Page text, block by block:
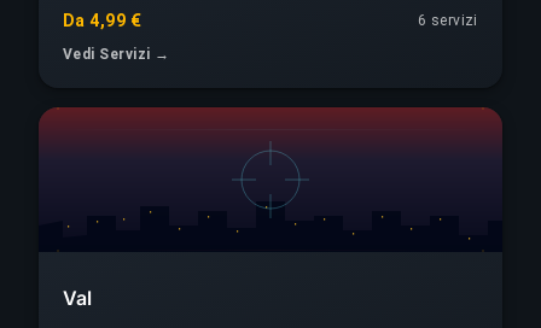
Da 4,99 €
6 servizi
Vedi Servizi →
Val